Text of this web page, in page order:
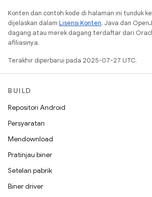
Konten dan contoh kode di halaman ini tunduk
dijelaskan dalam Lisensi Konten. Java dan
dagang atau merek dagang terdaftar dari
afiliasinya.
Terakhir diperbarui pada 2025-07-27 UTC.
BUILD
Repositori Android
Persyaratan
Mendownload
Pratinjau biner
Setelan pabrik
Biner driver